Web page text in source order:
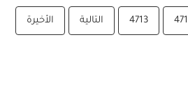
4713 التالية الأخيرة